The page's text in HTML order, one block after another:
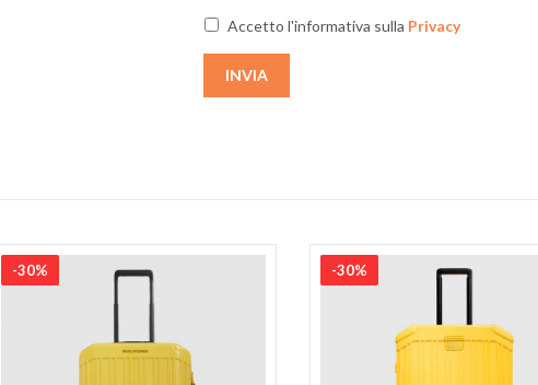
Accetto l'informativa sulla Privacy
INVIA
-30% -30%